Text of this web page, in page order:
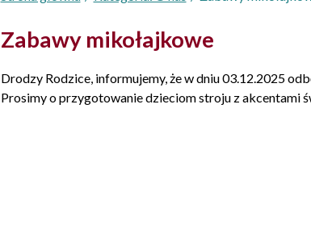
Zabawy mikołajkowe
Drodzy Rodzice, informujemy, że w dniu 03.12.2025
Prosimy o przygotowanie dzieciom stroju z akcentami